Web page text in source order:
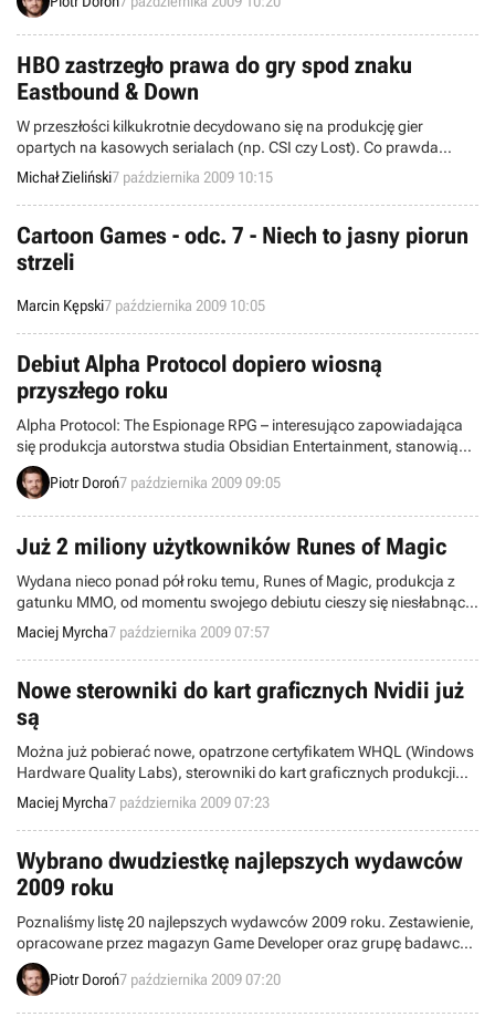
Produkcja miałaby być kolejnym, po Dead Space 2 i Dante’s Inferno,
HBO zastrzegło prawa do gry spod znaku
Eastbound & Down
W przeszłości kilkukrotnie decydowano się na produkcję gier
opartych na kasowych serialach (np. CSI czy Lost). Co prawda
dzieła te prezentowały raczej przeciętny poziom, jednak mimo
niedociągnięć fani darzyli je sporą sympatią. Wiele wskazuje na to,
że panowie z HBO postanowili wykorzystać ten paradoks i
zaserwują nam tytuł na podstawie stosunkowo świeżego, acz
popularnego Eastbound & Down.
Michał Zieliński7 października 2009 10:15
Cartoon Games - odc. 7 - Niech to jasny piorun
strzeli
Marcin Kępski7 października 2009 10:05
Debiut Alpha Protocol dopiero wiosną
przyszłego roku
Alpha Protocol: The Espionage RPG – interesująco zapowiadająca
się produkcja autorstwa studia Obsidian Entertainment, stanowiąca
połączenie gry szpiegowskiej i cRPG – zostanie wydana dopiero
wiosną 2010 roku. Sugeruje to aktualizacja karty tytułu na stronach
Piotr Doroń7 października 2009 09:05
Już 2 miliony użytkowników Runes of Magic
Wydana nieco ponad pół roku temu, Runes of Magic, produkcja z
gatunku MMO, od momentu swojego debiutu cieszy się niesłabnącą
popularnością. Już sam start dzieła tajwańskiego studia Runewaker
Entertainment był imponujący – w ciągu kilkudziesięciu godzin od
uruchomienia serwerów zarejestrowało się w niej prawie 700 tysięcy
graczy. W maju świat Runes of Magic przemierzało ponad milion
Maciej Myrcha7 października 2009 07:57
Nowe sterowniki do kart graficznych Nvidii już
są
Można już pobierać nowe, opatrzone certyfikatem WHQL (Windows
Hardware Quality Labs), sterowniki do kart graficznych produkcji
Nvidia. Otrzymały one numer 191.07, a wśród nowości które oferują
znajduje się to, co lubimy najbardziej – zwiększenie wydajności w
niektórych grach.
Maciej Myrcha7 października 2009 07:23
Wybrano dwudziestkę najlepszych wydawców
2009 roku
Poznaliśmy listę 20 najlepszych wydawców 2009 roku. Zestawienie,
opracowane przez magazyn Game Developer oraz grupę badawczą
Game Developer Research, powstało w oparciu o dane zebrane w
okresie od sierpnia 2008 roku do lipca 2009 roku. Stworzono je
Piotr Doroń7 października 2009 07:20